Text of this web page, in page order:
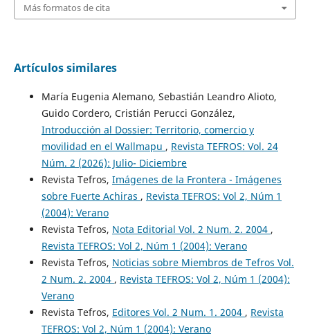
Más formatos de cita
Artículos similares
María Eugenia Alemano, Sebastián Leandro Alioto,
Guido Cordero, Cristián Perucci González,
Introducción al Dossier: Territorio, comercio y
movilidad en el Wallmapu , Revista TEFROS: Vol. 24
Núm. 2 (2026): Julio- Diciembre
Revista Tefros, Imágenes de la Frontera - Imágenes
sobre Fuerte Achiras , Revista TEFROS: Vol 2, Núm 1
(2004): Verano
Revista Tefros, Nota Editorial Vol. 2 Num. 2. 2004 ,
Revista TEFROS: Vol 2, Núm 1 (2004): Verano
Revista Tefros, Noticias sobre Miembros de Tefros Vol.
2 Num. 2. 2004 , Revista TEFROS: Vol 2, Núm 1 (2004):
Verano
Revista Tefros, Editores Vol. 2 Num. 1. 2004 , Revista
TEFROS: Vol 2, Núm 1 (2004): Verano